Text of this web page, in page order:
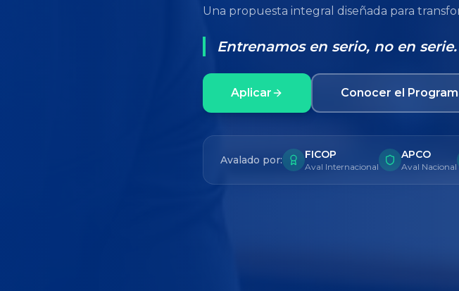
Una propuesta integral diseñada para
Entrenamos en serio, no en serie.
Aplicar Conocer el
Avalado por: FICOP
Aval Internacional
APCO
Aval Nacional